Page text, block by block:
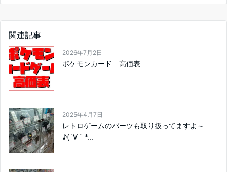
関連記事
2026年7月2日
ポケモンカード 高価表
2025年4月7日
レトロゲームのパーツも取り扱ってますよ～
♪(´∀｀*...